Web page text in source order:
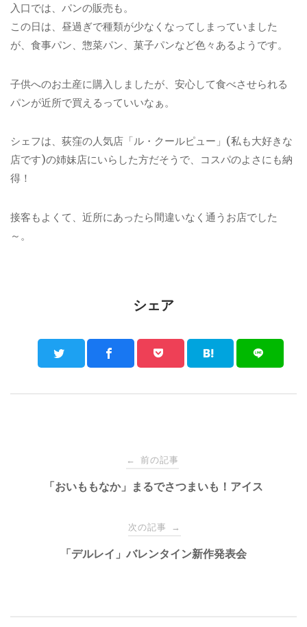
入口では、パンの販売も。
この日は、昼過ぎで種類が少なくなってしまっていました
が、食事パン、惣菜パン、菓子パンなど色々あるようです。
子供へのお土産に購入しましたが、安心して食べさせられる
パンが近所で買えるっていいなぁ。
シェフは、荻窪の人気店「ル・クールピュー」(私も大好きな
店です)の姉妹店にいらした方だそうで、コスパのよさにも納
得！
接客もよくて、近所にあったら間違いなく通うお店でした
～。
シェア
navigation
← 前の記事
「おいももなか」まるでさつまいも！アイス
次の記事 →
「デルレイ」バレンタイン新作発表会